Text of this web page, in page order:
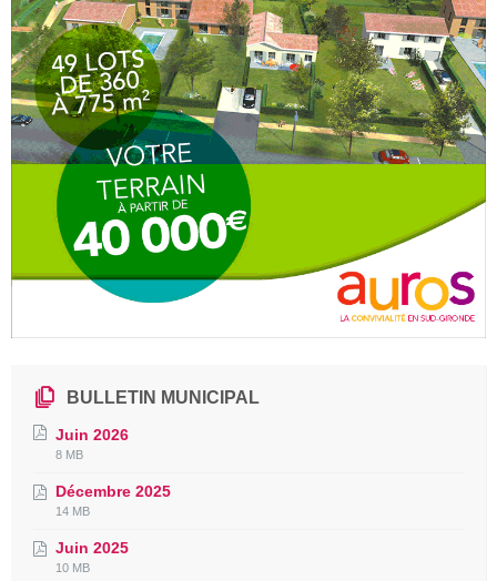
BULLETIN MUNICIPAL
Juin 2026
File
pdf
File
8 MB
Décembre 2025
File
pdf
File
14 MB
Juin 2025
File
File
10 MB